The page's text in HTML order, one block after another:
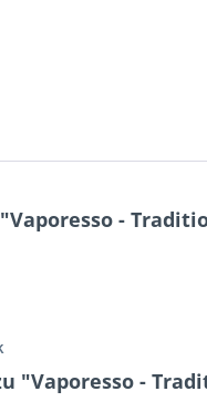
-
"Vaporesso -